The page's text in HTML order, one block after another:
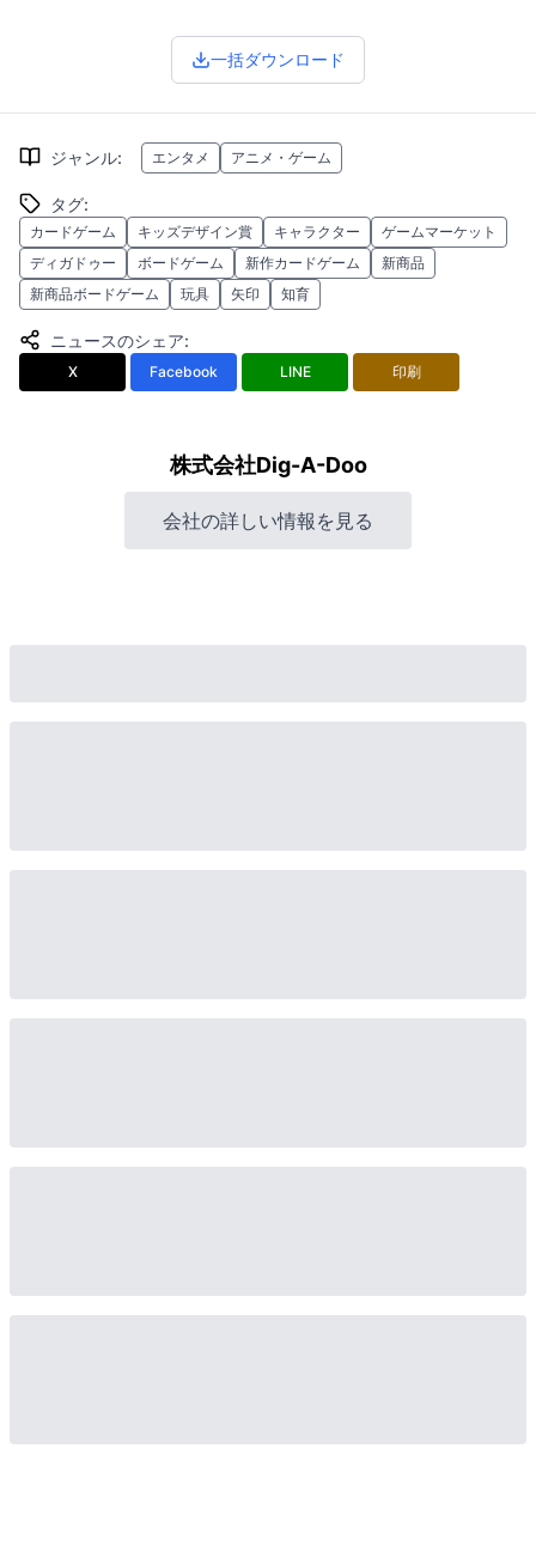
一括ダウンロード
ジャンル: エンタメ アニメ・ゲーム
タグ:
カードゲーム キッズデザイン賞 キャラクター
ゲームマーケット
ディガドゥー
ボードゲーム 新作カードゲーム
新商品
新商品ボードゲーム
玩具 矢印 知育
ニュースのシェア:
X Facebook LINE 印刷
株式会社Dig-A-Doo
会社の詳しい情報を見る